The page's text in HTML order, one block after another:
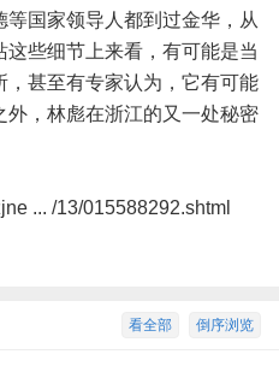
国家领导人都到过金华，从
些细节上来看，有可能是当
甚至有专家认为，它有可能
，林彪在浙江的又一处秘密
... /13/015588292.shtml
倒序浏览
看全部